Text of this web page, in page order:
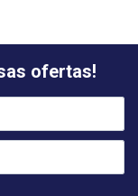
ofertas!